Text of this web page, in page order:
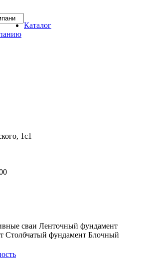
Каталог
1с1
сваи Ленточный фундамент
Столбчатый фундамент Блочный